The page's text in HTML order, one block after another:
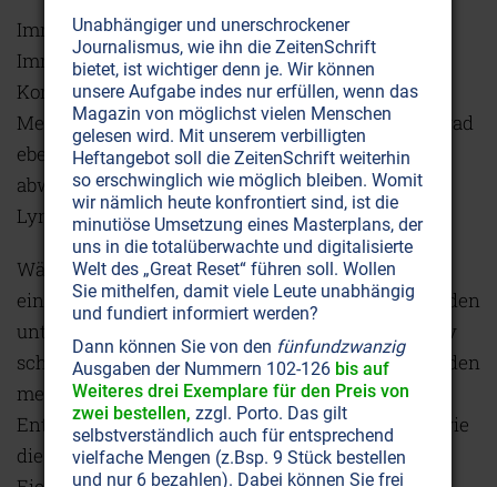
Immer mehr Menschen schwächen ihr
Immunsystem auch durch den wachsenden
Konsum an chemisch-pharmazeutischen
Medikamenten, die sich bis zu einem gewissen Grad
ebenfalls im Körper ablagern, etwa in den
abwehrzellbildenden Organen, wie den
Lymphknoten, der Thymusdrüse und der Milz.
Wären diese Giftbelastungen des Körpers die
einzigen Ursachen für Allergien, könnten sie mit den
unten beschriebenen Entgiftungstherapien relativ
schnell geheilt werden. Leider liegt vor allem bei den
meisten stärkeren Allergikern noch ein weiterer
Entstehungsgrund für die Allergien vor. Ebenso wie
die Schilddrüse oder die Keimdrüsen (Hoden,
Unabhängiger und unerschrockener
Journalismus, wie ihn die ZeitenSchrift
bietet, ist wichtiger denn je. Wir können
unsere Aufgabe indes nur erfüllen, wenn das
Magazin von möglichst vielen Menschen
gelesen wird. Mit unserem verbilligten
Heftangebot soll die ZeitenSchrift weiterhin
so erschwinglich wie möglich bleiben. Womit
wir nämlich heute konfrontiert sind, ist die
minutiöse Umsetzung eines Masterplans, der
uns in die totalüberwachte und digitalisierte
Welt des „Great Reset“ führen soll. Wollen
Sie mithelfen, damit viele Leute unabhängig
und fundiert informiert werden?
Dann können Sie von den fünfundzwanzig
Ausgaben der Nummern 102-126 bis auf
Weiteres drei Exemplare für den Preis von
zwei bestellen, zzgl. Porto. Das gilt
selbstverständlich auch für entsprechend
vielfache Mengen (z.Bsp. 9 Stück bestellen
und nur 6 bezahlen). Dabei können Sie frei